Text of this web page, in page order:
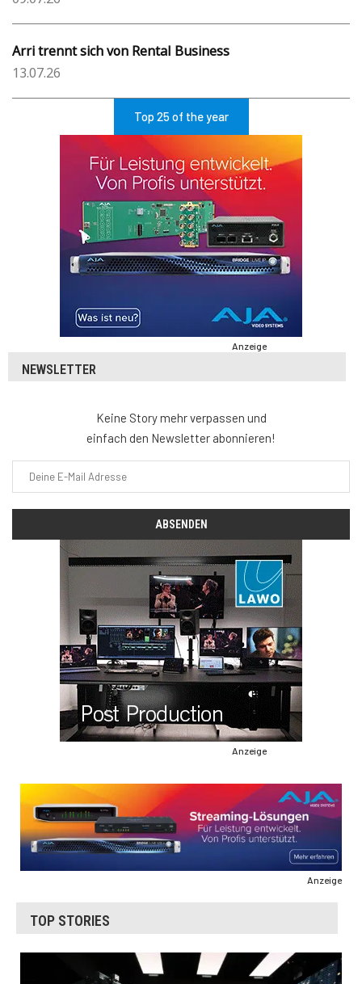
Arri trennt sich von Rental Business
13.07.26
Top 25 of the year
Anzeige
NEWSLETTER
Keine Story mehr verpassen und
einfach den Newsletter abonnieren!
Anzeige
Anzeige
TOP STORIES